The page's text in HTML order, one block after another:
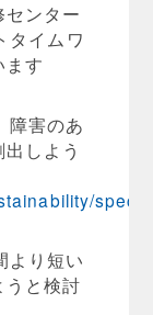
ンター
タイムワ
す
障害のあ
しよう
より短い
うと検討